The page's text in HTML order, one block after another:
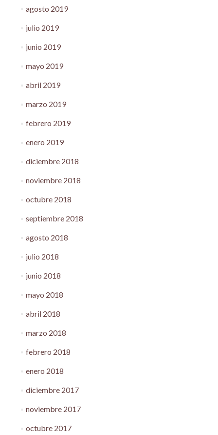
agosto 2019
julio 2019
junio 2019
mayo 2019
abril 2019
marzo 2019
febrero 2019
enero 2019
diciembre 2018
noviembre 2018
octubre 2018
septiembre 2018
agosto 2018
julio 2018
junio 2018
mayo 2018
abril 2018
marzo 2018
febrero 2018
enero 2018
diciembre 2017
noviembre 2017
octubre 2017